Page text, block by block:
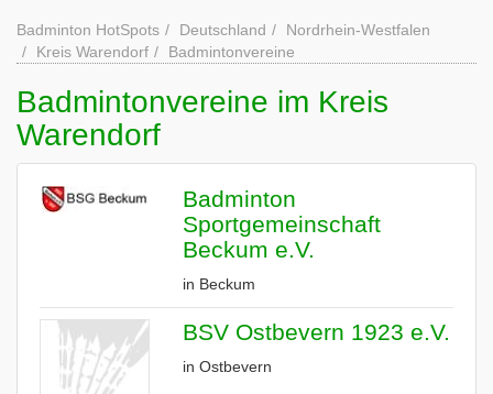
Badminton HotSpots Deutschland
Nordrhein-Westfalen
Kreis Warendorf
Badmintonvereine
Badmintonvereine im Kreis
Warendorf
Badminton
Sportgemeinschaft
Beckum e.V.
in Beckum
BSV Ostbevern 1923 e.V.
in Ostbevern